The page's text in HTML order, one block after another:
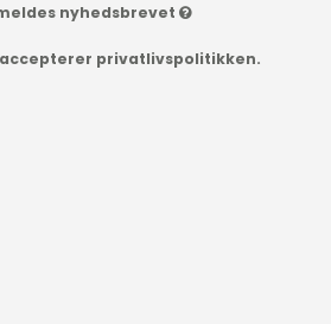
nyhedsbrevet
privatlivspolitikken.